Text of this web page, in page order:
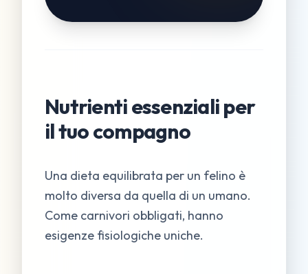
Nutrienti essenziali per
il tuo compagno
Una dieta equilibrata per un felino è
molto diversa da quella di un umano.
Come carnivori obbligati, hanno
esigenze fisiologiche uniche.